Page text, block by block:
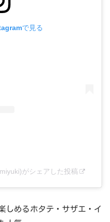
で見る
がシェアした投稿
しめるホタテ・サザエ・イ